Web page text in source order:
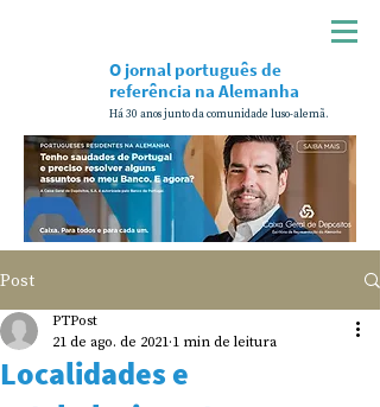
Há 30 anos junto da comunidade luso-alemã.
O jornal português de
referência na Alemanha
Post
Localidades e
PTPost
21 de ago. de 2021 1 min de leitura